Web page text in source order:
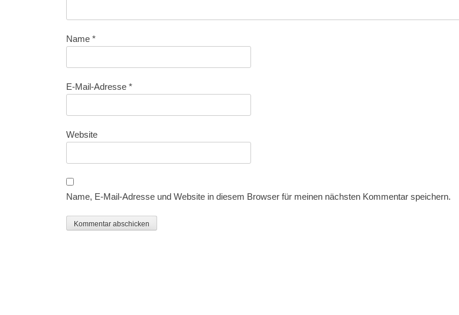
Name *
E-Mail-Adresse *
Website
Name, E-Mail-Adresse und Website in diesem Browser für meinen nächsten Kommentar speichern.